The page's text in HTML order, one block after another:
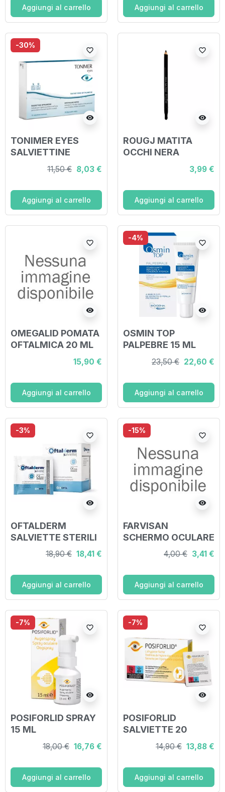
PEZZI
Aggiungi al carrello Aggiungi al carrello
-30%
visibility
favorite_border
TONIMER EYES
SALVIETTINE
OFTALMICHE 16
11,50 € 8,03 €
Aggiungi al carrello
visibility
favorite_border
ROUGJ MATITA
OCCHI NERA
3,99 €
Aggiungi al carrello
visibility
favorite_border
OMEGALID POMATA
OFTALMICA 20 ML
15,90 €
Aggiungi al carrello
-4%
visibility
favorite_border
OSMIN TOP
PALPEBRE 15 ML
23,50 € 22,60 €
Aggiungi al carrello
-3%
visibility
favorite_border
OFTALDERM
SALVIETTE STERILI
MONOUSO 16 PEZZI
18,90 € 18,41 €
Aggiungi al carrello
-15%
visibility
favorite_border
FARVISAN
SCHERMO OCULARE
4,00 € 3,41 €
Aggiungi al carrello
-7%
visibility
favorite_border
POSIFORLID SPRAY
15 ML
18,00 € 16,76 €
Aggiungi al carrello
-7%
visibility
favorite_border
POSIFORLID
SALVIETTE 20
14,90 € 13,88 €
Aggiungi al carrello